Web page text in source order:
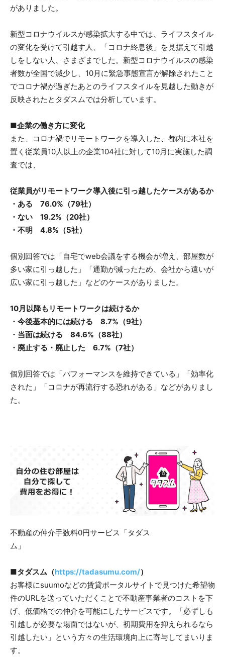
がありました。
新型コロナウイルスが感染拡大する中では、ライフスタイル
の変化を受けて引越す人、「コロナ終息後」を見据えて引越
しをしない人、さまざまでした。新型コロナウイルスの感染
者数が全国で減少し、10月に緊急事態宣言が解除されたこと
でコロナ禍が過ぎたあとのライフスタイルを見越した動きが
反映されたとタダスムでは分析しています。
■企業の働き方に変化
また、コロナ禍でリモートワークを導入した、都内に本社を
置く従業員10人以上の企業104社に対して10月に実施した調
査では、
従業員がリモートワーク導入後に引っ越したケースがあるか
・ある 76.0%（79社）
・ない 19.2%（20社）
・不明 4.8%（5社）
個別回答では「自宅でweb会議をする機会が増え、部屋数が
多い家に引っ越した」「通勤が減ったため、会社から遠いが
広い家に引っ越した」などのケースがありました。
10月以降もリモートワークは続けるか
・今後基本的には続ける 8.7%（9社）
・当面は続ける 84.6%（88社）
・廃止する・廃止した 6.7%（7社）
個別回答では「パフォーマンスを維持できている」「効率化
された」「コロナが再流行する恐れがある」などがありまし
た。
不動産の仲介手数料0円サービス「タダス
ム」
■タダスム（https://tadasumu.com/）
お客様にsuumoなどの賃貸ポータルサイトで見つけた希望物
件のURLを送っていただくことで不動産事業者のコストを下
げ、低価格での仲介を可能にしたサービスです。「必ずしも
引越しが必要な場面ではないが、初期費用を抑えられるなら
引越したい」という方々の生活環境向上に寄与してまいりま
す。